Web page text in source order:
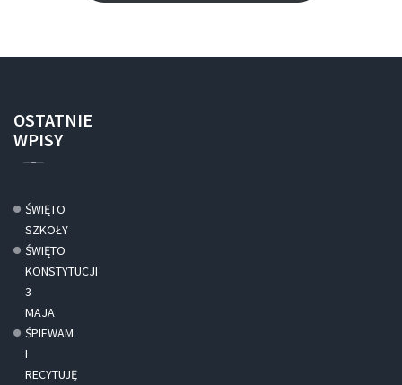
OSTATNIE
WPISY
ŚWIĘTO
SZKOŁY
ŚWIĘTO
KONSTYTUCJI
3
MAJA
ŚPIEWAM
I
RECYTUJĘ